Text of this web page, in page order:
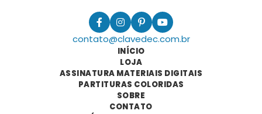
contato@clavedec.com.br
INÍCIO
LOJA
ASSINATURA MATERIAIS DIGITAIS
PARTITURAS COLORIDAS
SOBRE
CONTATO